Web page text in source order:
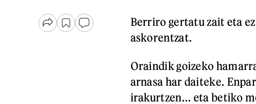
Berriro gertatu zait eta
askorentzat.
Oraindik goizeko
arnasa har daiteke.
irakurtzen... eta betiko